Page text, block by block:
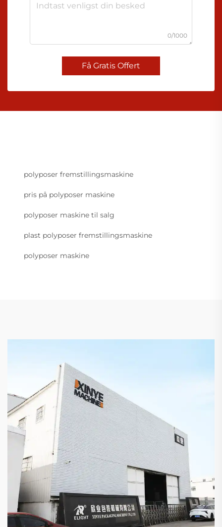
0/1000
Få Gratis Offert
polyposer fremstillingsmaskine
pris på polyposer maskine
polyposer maskine til salg
plast polyposer fremstillingsmaskine
polyposer maskine